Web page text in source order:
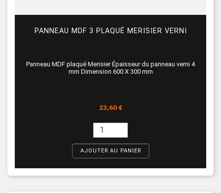
PANNEAU MDF 3 PLAQUÉ MERISIER VERNI
Panneau MDF plaqué Merisier Épaisseur du panneau verni 4
mm Dimension 600 X 300 mm
Prix
23,60 €
AJOUTER AU PANIER